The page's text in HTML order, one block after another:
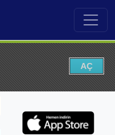
AÇ